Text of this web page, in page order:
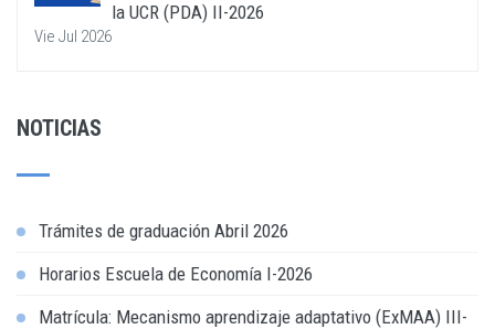
la UCR (PDA) II-2026
Vie Jul 2026
NOTICIAS
Trámites de graduación Abril 2026
Horarios Escuela de Economía I-2026
Matrícula: Mecanismo aprendizaje adaptativo (ExMAA) III-